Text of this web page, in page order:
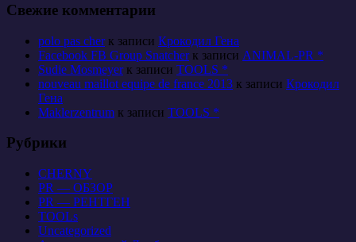
Свежие комментарии
polo pas cherк записи Крокодил Гена
Facebook FB Group Snatcherк записи ANIMAL-PR *
Sudie Mosmeyerк записи TOOLS *
nouveau maillot equipe de france 2013 к записи Крокодил
Гена
Maklerzentrum к записи TOOLS *
Рубрики
CHERNY
PR — ОБЗОР
PR — РЕНТГЕН
TOOLs
Uncategorized